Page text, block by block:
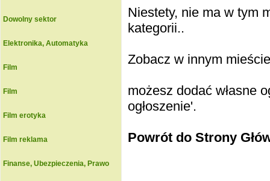
Dowolny sektor
Elektronika, Automatyka
Film
Film
Film erotyka
Film reklama
Finanse, Ubezpieczenia, Prawo
Niestety, nie ma w tym
kategorii..
Zobacz w innym
możesz dodać własne
ogłoszenie'.
Powrót do Strony